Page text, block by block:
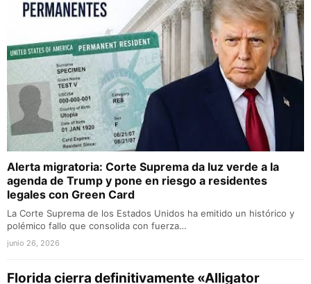
Alerta migratoria: Corte Suprema da luz verde a la
agenda de Trump y pone en riesgo a residentes
legales con Green Card
La Corte Suprema de los Estados Unidos ha emitido un histórico y
polémico fallo que consolida con fuerza…
junio 26, 2026
Florida cierra definitivamente «Alligator